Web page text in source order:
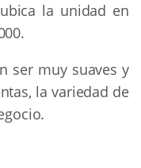
la unidad en
ser muy suaves y
la variedad de